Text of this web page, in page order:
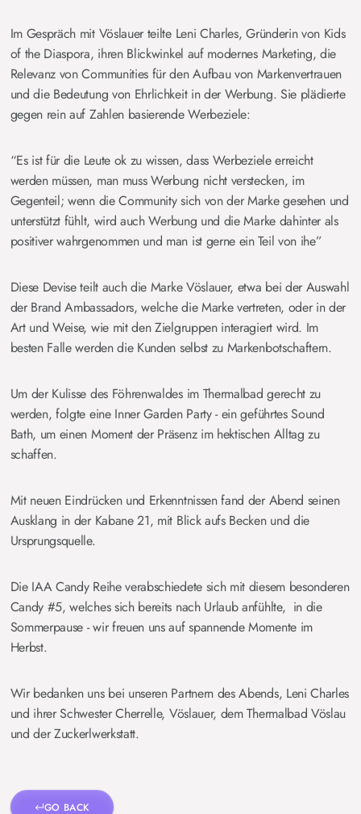
GO BACK
Im Gespräch mit Vöslauer teilte Leni Charles, Gründerin von Kids
of the Diaspora, ihren Blickwinkel auf modernes Marketing, die
Relevanz von Communities für den Aufbau von Markenvertrauen
und die Bedeutung von Ehrlichkeit in der Werbung. Sie plädierte
gegen rein auf Zahlen basierende Werbeziele:
“Es ist für die Leute ok zu wissen, dass Werbeziele erreicht
werden müssen, man muss Werbung nicht verstecken, im
Gegenteil; wenn die Community sich von der Marke gesehen und
unterstützt fühlt, wird auch Werbung und die Marke dahinter als
positiver wahrgenommen und man ist gerne ein Teil von ihe”
Diese Devise teilt auch die Marke Vöslauer, etwa bei der Auswahl
der Brand Ambassadors, welche die Marke vertreten, oder in der
Art und Weise, wie mit den Zielgruppen interagiert wird. Im
besten Falle werden die Kunden selbst zu Markenbotschaftern.
Um der Kulisse des Föhrenwaldes im Thermalbad gerecht zu
werden, folgte eine Inner Garden Party - ein geführtes Sound
Bath, um einen Moment der Präsenz im hektischen Alltag zu
schaffen.
Mit neuen Eindrücken und Erkenntnissen fand der Abend seinen
Ausklang in der Kabane 21, mit Blick aufs Becken und die
Ursprungsquelle.
Die IAA Candy Reihe verabschiedete sich mit diesem besonderen
Candy #5, welches sich bereits nach Urlaub anfühlte, in die
Sommerpause - wir freuen uns auf spannende Momente im
Herbst.
Wir bedanken uns bei unseren Partnern des Abends, Leni Charles
und ihrer Schwester Cherrelle, Vöslauer, dem Thermalbad Vöslau
und der Zuckerlwerkstatt.